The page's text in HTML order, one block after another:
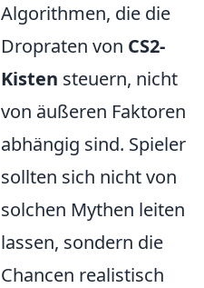
Algorithmen, die die
Dropraten von CS2-
Kisten steuern, nicht
von äußeren Faktoren
abhängig sind. Spieler
sollten sich nicht von
solchen Mythen leiten
lassen, sondern die
Chancen realistisch